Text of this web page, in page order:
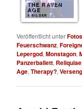
THE RAVEN
AGE
8 BILDER
Veröffentlicht unter
Feuerschwanz,
Lepergod,Monstagon,
Panzerballett, Reliquiae
Age,Therapy?,